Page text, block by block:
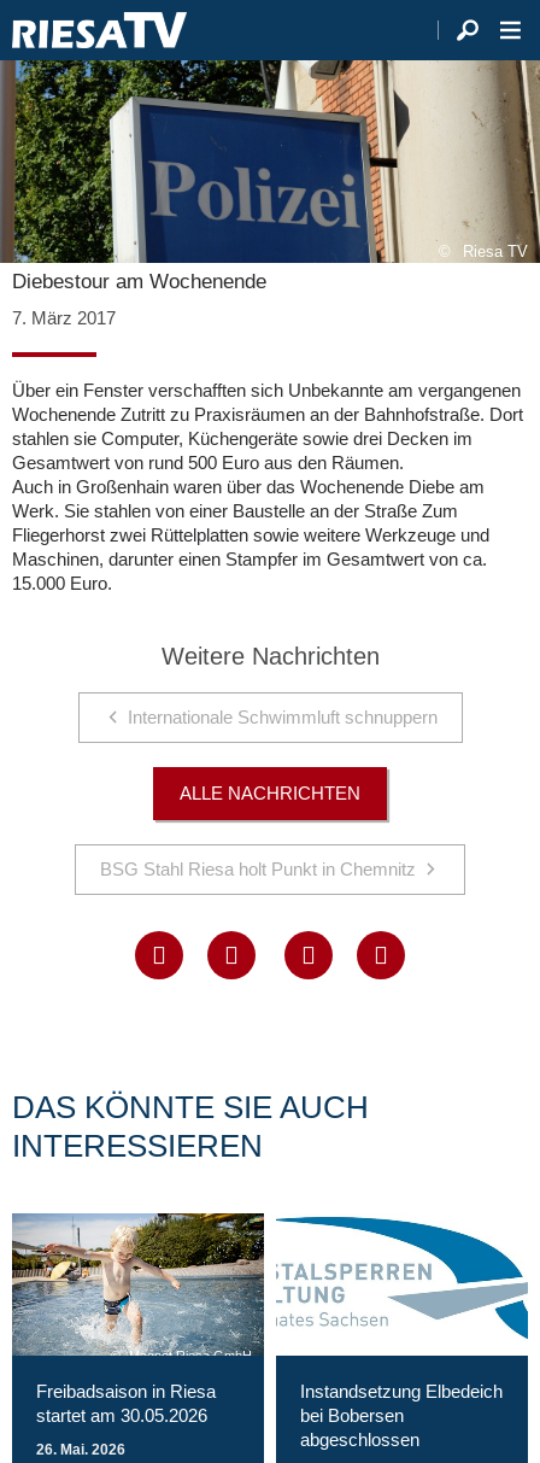
Riesa TV
Diebestour am Wochenende
7. März 2017
Über ein Fenster verschafften sich Unbekannte am vergangenen
Wochenende Zutritt zu Praxisräumen an der Bahnhofstraße. Dort
stahlen sie Computer, Küchengeräte sowie drei Decken im
Gesamtwert von rund 500 Euro aus den Räumen.
Auch in Großenhain waren über das Wochenende Diebe am
Werk. Sie stahlen von einer Baustelle an der Straße Zum
Fliegerhorst zwei Rüttelplatten sowie weitere Werkzeuge und
Maschinen, darunter einen Stampfer im Gesamtwert von ca.
15.000 Euro.
Weitere Nachrichten
Internationale Schwimmluft schnuppern
ALLE NACHRICHTEN
BSG Stahl Riesa holt Punkt in Chemnitz
DAS KÖNNTE SIE AUCH
INTERESSIEREN
Magnet Riesa GmbH
Freibadsaison in Riesa
startet am 30.05.2026
26. Mai. 2026
Instandsetzung Elbedeich
bei Bobersen
abgeschlossen